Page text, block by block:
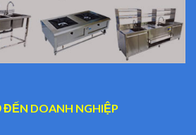
ĐẾN DOANH NGHIỆP